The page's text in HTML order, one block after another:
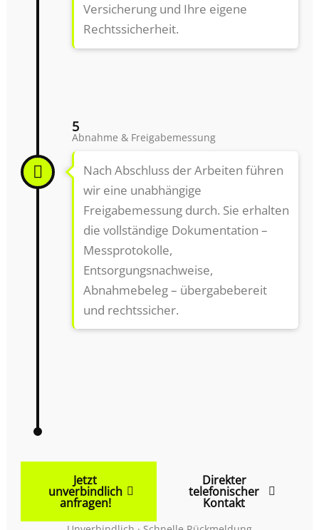
Versicherung und Ihre eigene
Rechtssicherheit.
5
Abnahme & Freigabemessung
Nach Abschluss der Arbeiten führen
wir eine unabhängige
Freigabemessung durch. Sie erhalten
die vollständige Dokumentation –
Messprotokolle,
Entsorgungsnachweise,
Abnahmebeleg – übergabebereit
und rechtssicher.
Jetzt
unverbindlich
anfragen!
Direkter
telefonischer
Kontakt